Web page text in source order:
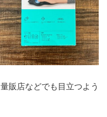
販店などでも目立つよう